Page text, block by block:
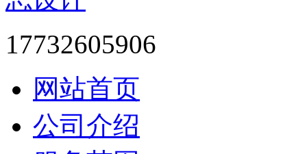
17732605906
网站首页
公司介绍